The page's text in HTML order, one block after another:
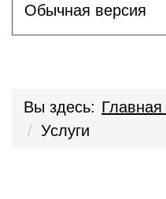
Обычная версия
Вы здесь:
Услуги